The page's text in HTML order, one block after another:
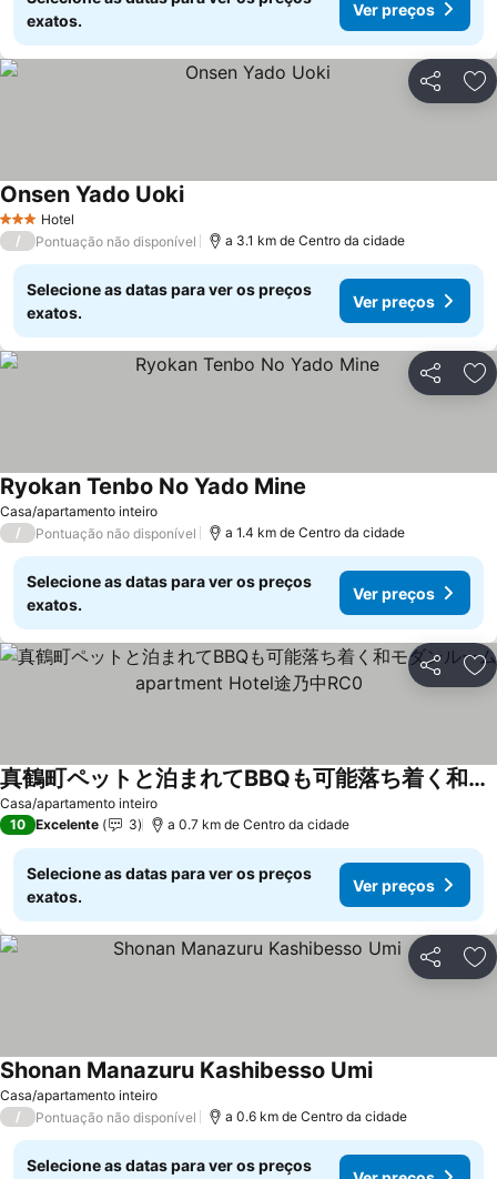
exatos.
Ver preços
Partilhar
3 EstrelasHotel
Onsen Yado UokiVer preços
/ Pontuação não disponível a 3.1 km de Centro da cidade
Selecione as datas para ver os preços
exatos.
Ver preços
Partilhar
Casa/apartamento inteiro
Ryokan Tenbo No Yado Mine
/ Pontuação não disponível a 1.4 km de Centro da cidade
Selecione as datas para ver os preços
exatos.
Ver preços
Partilhar
Casa/apartamento inteiro
真鶴町ペットと泊まれてBBQも可能落ち着く和モダンルームapartment Hotel途乃中RC0
Ver preços
10 Excelente 3 a 0.7 km de Centro da cidade
Selecione as datas para ver os preços
exatos.
Ver preços
Partilhar
Casa/apartamento inteiro
Shonan Manazuru Kashibesso UmiVer preços
/ Pontuação não disponível a 0.6 km de Centro da cidade
Selecione as datas para ver os preços